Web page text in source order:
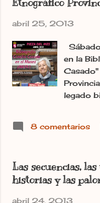
Etnográfico
abril 25, 2013
en la
legado
Este
8 comentarios
Las secuencias,
historias y las
abril 24, 2013